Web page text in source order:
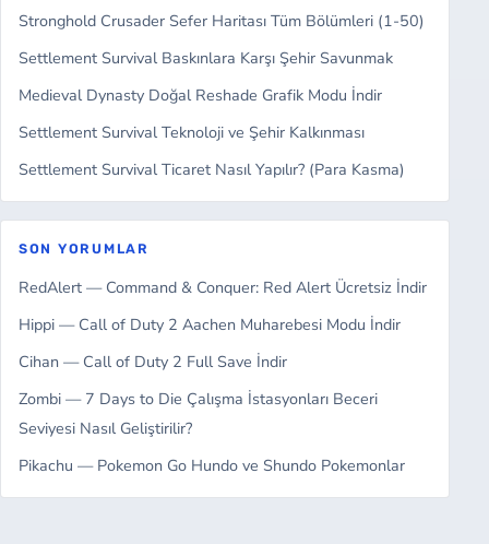
Stronghold Crusader Sefer Haritası Tüm Bölümleri (1-50)
Settlement Survival Baskınlara Karşı Şehir Savunmak
Medieval Dynasty Doğal Reshade Grafik Modu İndir
Settlement Survival Teknoloji ve Şehir Kalkınması
Settlement Survival Ticaret Nasıl Yapılır? (Para Kasma)
SON YORUMLAR
RedAlert — Command & Conquer: Red Alert Ücretsiz İndir
Hippi — Call of Duty 2 Aachen Muharebesi Modu İndir
Cihan — Call of Duty 2 Full Save İndir
Zombi — 7 Days to Die Çalışma İstasyonları Beceri
Seviyesi Nasıl Geliştirilir?
Pikachu — Pokemon Go Hundo ve Shundo Pokemonlar